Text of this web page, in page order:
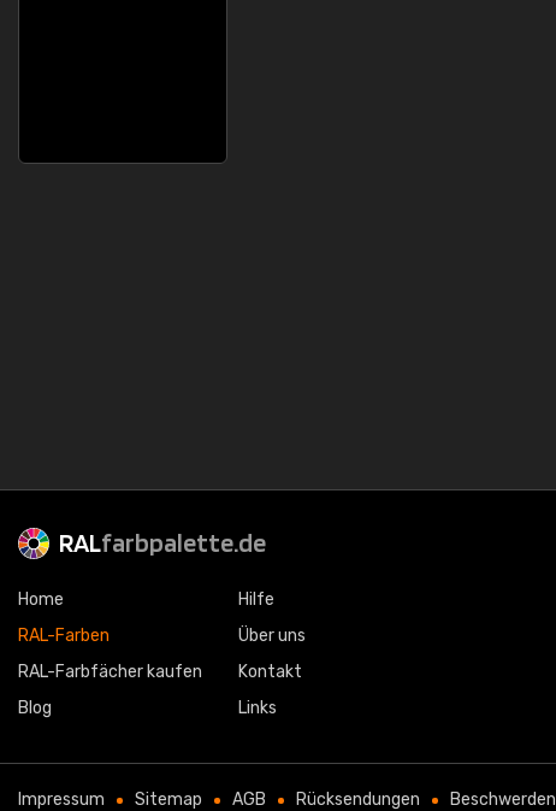
RALfarbpalette.de
Home
RAL-Farben
RAL-Farbfächer kaufen
Blog
Hilfe
Über uns
Kontakt
Links
Impressum Sitemap AGB Rücksendungen Beschwerden